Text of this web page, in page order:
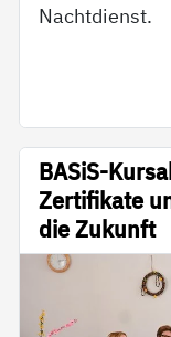
Nachtdienst.
BASiS-
Zertifikate
die Zukunft